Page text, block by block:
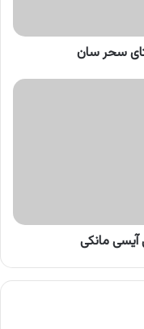
سحر سان
آیسی مانکی